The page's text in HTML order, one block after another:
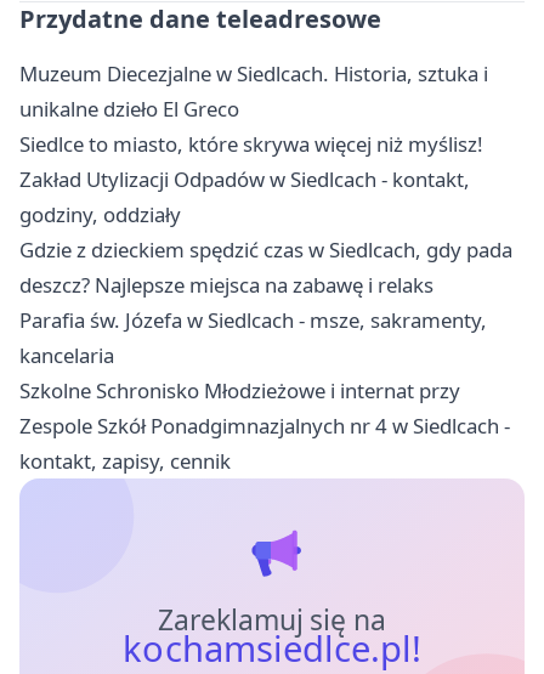
Przydatne dane teleadresowe
Muzeum Diecezjalne w Siedlcach. Historia, sztuka i
unikalne dzieło El Greco
Siedlce to miasto, które skrywa więcej niż myślisz!
Zakład Utylizacji Odpadów w Siedlcach - kontakt,
godziny, oddziały
Gdzie z dzieckiem spędzić czas w Siedlcach, gdy pada
deszcz? Najlepsze miejsca na zabawę i relaks
Parafia św. Józefa w Siedlcach - msze, sakramenty,
kancelaria
Szkolne Schronisko Młodzieżowe i internat przy
Zespole Szkół Ponadgimnazjalnych nr 4 w Siedlcach -
kontakt, zapisy, cennik
Zareklamuj się na
kochamsiedlce.pl!